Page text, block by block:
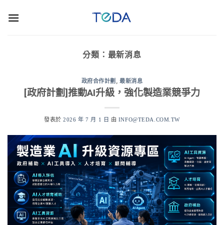
分類： 最新消息
政府合作計劃 ,最新消息
[政府計劃]推動AI升級，強化製造業競爭力
發表於2026 年 7 月 1 日 由 INFO@TEDA.COM.TW